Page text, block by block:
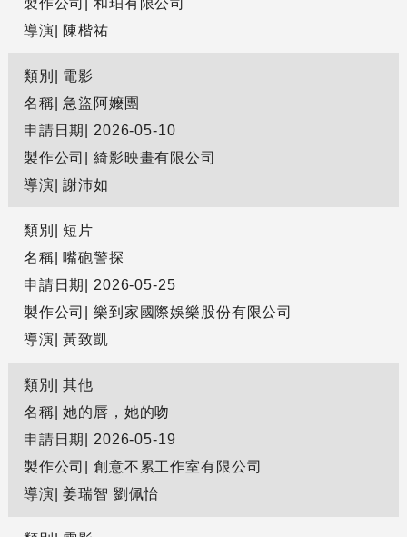
導演
陳楷祐
類別
電影
名稱
急盜阿嬤團
申請日期
2026-05-10
製作公司
綺影映畫有限公司
導演 謝沛如
類別
短片
名稱 嘴砲警探
申請日期
2026-05-25
製作公司
樂到家國際娛樂股份有限公司
導演 黃致凱
類別
其他
名稱 她的唇，她的吻
申請日期
2026-05-19
製作公司
創意不累工作室有限公司
導演 姜瑞智 劉佩怡